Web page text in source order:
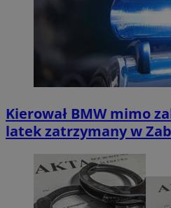
Kierował BMW mimo
latek zatrzymany w